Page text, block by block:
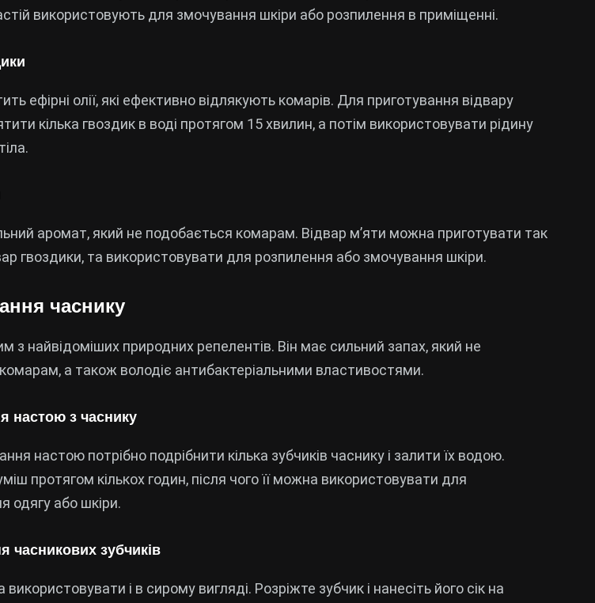
використовують для змочування шкіри або розпилення в приміщенні.
ефірні олії, які ефективно відлякують комарів. Для приготування відвару
кілька гвоздик в воді протягом 15 хвилин, а потім використовувати рідину
аромат, який не подобається комарам. Відвар м’яти можна приготувати так
гвоздики, та використовувати для розпилення або змочування шкіри.
часнику
з найвідоміших природних репелентів. Він має сильний запах, який не
а також володіє антибактеріальними властивостями.
настою з часнику
настою потрібно подрібнити кілька зубчиків часнику і залити їх водою.
протягом кількох годин, після чого її можна використовувати для
одягу або шкіри.
часникових зубчиків
і в сирому вигляді. Розріжте зубчик і нанесіть його сік на